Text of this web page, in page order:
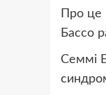
Про це
Бассо
Семмі